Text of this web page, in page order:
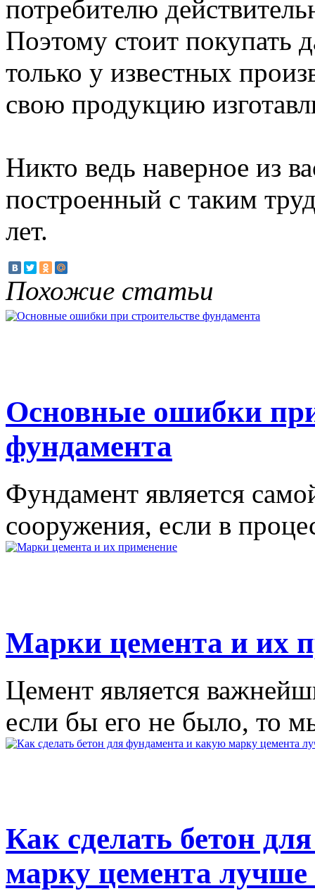
потребителю
Поэтому стоит покупать
только у известных
свою продукцию
Никто ведь наверное из
построенный с таким
лет.
Похожие статьи
Основные ошибки
фундамента
Фундамент является
сооружения, если в
Марки цемента и их
Цемент является
если бы его не было, то
Как сделать бетон
марку цемента лучше